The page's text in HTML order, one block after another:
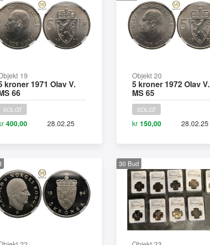
19
kroner 1971 Olav V.
66
SOLGT
400,00 28.02.25
Objekt 20
5 kroner 1972 Olav V.
MS 65
SOLGT
kr 150,00 28.02.25
30 Bud